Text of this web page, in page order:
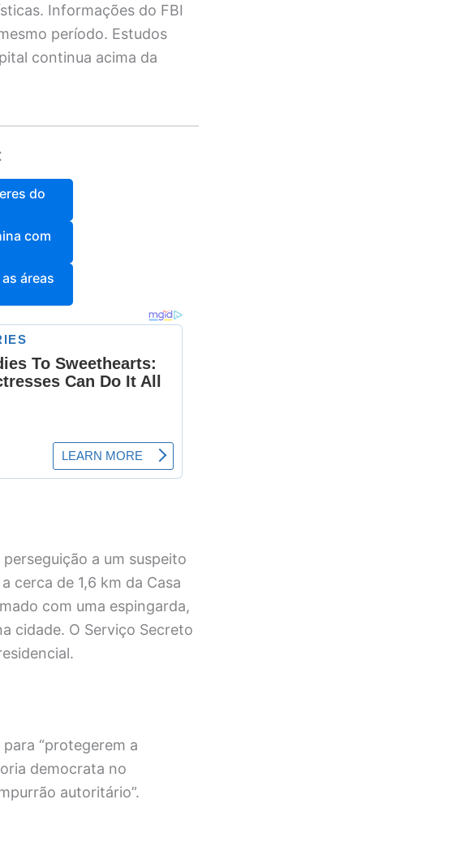
Informações do FBI
período. Estudos
continua acima da
do
com
áreas
a um suspeito
cerca de 1,6 km da Casa
com uma espingarda,
cidade. O Serviço Secreto
“protegerem a
democrata no
autoritário”.